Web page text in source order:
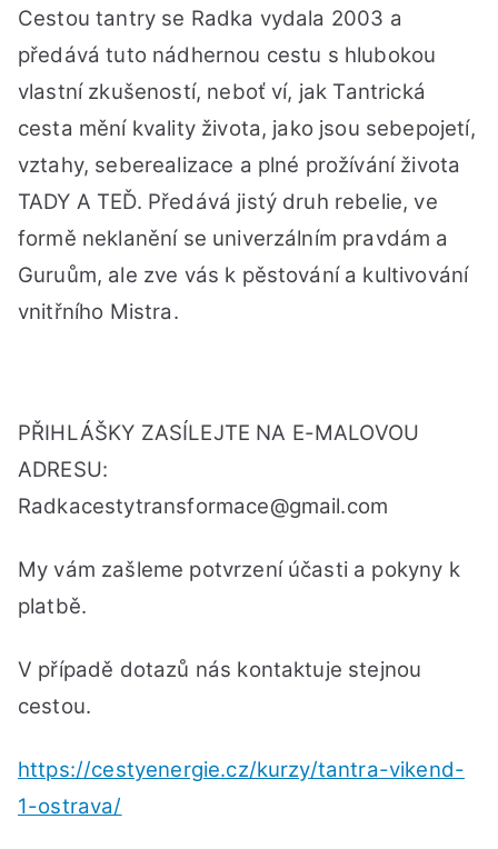
Cestou tantry se Radka vydala 2003 a
předává tuto nádhernou cestu s hlubokou
vlastní zkušeností, neboť ví, jak Tantrická
cesta mění kvality života, jako jsou sebepojetí,
vztahy, seberealizace a plné prožívání života
TADY A TEĎ. Předává jistý druh rebelie, ve
formě neklanění se univerzálním pravdám a
Guruům, ale zve vás k pěstování a kultivování
vnitřního Mistra.
PŘIHLÁŠKY ZASÍLEJTE NA E-MALOVOU
ADRESU:
Radkacestytransformace@gmail.com
My vám zašleme potvrzení účasti a pokyny k
platbě.
V případě dotazů nás kontaktuje stejnou
cestou.
https://cestyenergie.cz/kurzy/tantra-vikend-
1-ostrava/